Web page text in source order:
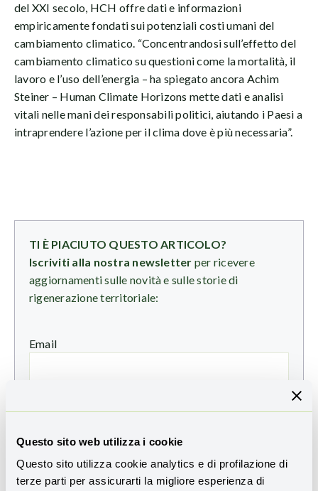
Questo sito web utilizza i cookie
Questo sito utilizza cookie analytics e di profilazione di
terze parti per assicurarti la migliore esperienza di
del XXI secolo, HCH offre dati e informazioni
empiricamente fondati sui potenziali costi umani del
cambiamento climatico. “Concentrandosi sull’effetto del
cambiamento climatico su questioni come la mortalità, il
lavoro e l’uso dell’energia – ha spiegato ancora Achim
Steiner – Human Climate Horizons mette dati e analisi
vitali nelle mani dei responsabili politici, aiutando i Paesi a
intraprendere l’azione per il clima dove è più necessaria”.
TI È PIACIUTO QUESTO ARTICOLO?
Iscriviti alla nostra newsletter per ricevere
aggiornamenti sulle novità e sulle storie di
rigenerazione territoriale:
Email